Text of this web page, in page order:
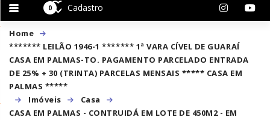
0 Cadastro
Home
******* LEILÃO 1946-1 ******* 1ª VARA CÍVEL DE GUARAÍ
CASA EM PALMAS-TO. PAGAMENTO PARCELADO ENTRADA
DE 25% + 30 (TRINTA) PARCELAS MENSAIS ***** CASA EM
PALMAS *****
Imóveis
Casa
CASA EM PALMAS - CONTRUIDÁ EM LOTE DE 450M2 - EM